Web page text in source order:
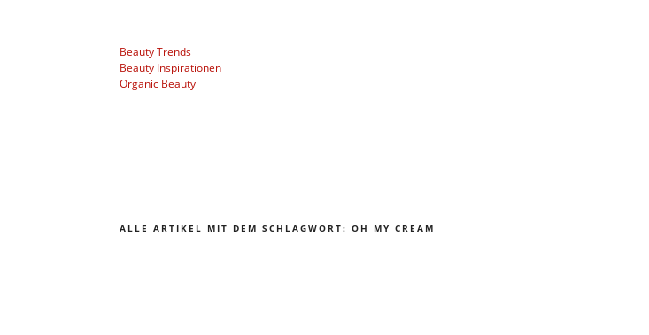
Beauty Trends
Beauty Inspirationen
Organic Beauty
ALLE ARTIKEL MIT DEM SCHLAGWORT: OH MY CREAM